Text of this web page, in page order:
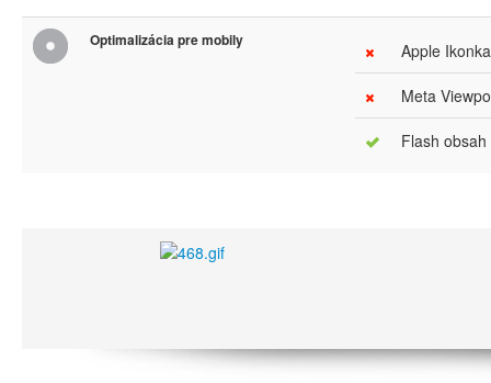
Optimalizácia pre mobily Apple Ikonka
Meta
Flash obsah